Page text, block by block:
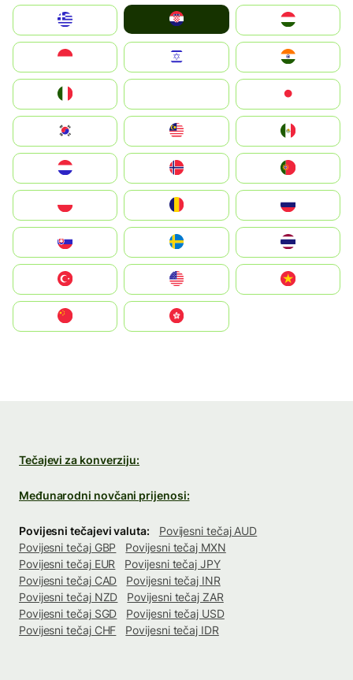
Magyarország
South Korea
United States
中國香港特別行政區
Tečajevi za konverziju:
Međunarodni novčani prijenosi:
Povijesni tečajevi valuta:
Povijesni tečaj AUD
Povijesni tečaj GBP
Povijesni tečaj MXN
Povijesni tečaj EUR
Povijesni tečaj JPY
Povijesni tečaj CAD
Povijesni tečaj INR
Povijesni tečaj NZD
Povijesni tečaj ZAR
Povijesni tečaj SGD
Povijesni tečaj USD
Povijesni tečaj CHF
Povijesni tečaj IDR